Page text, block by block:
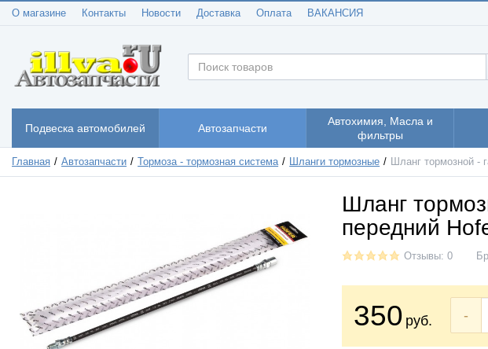
О магазине Контакты Новости Доставка Оплата ВАКАНСИЯ
Подвеска автомобилей Автозапчасти
Автохимия, Масла и
фильтры
Главная Автозапчасти Тормоза - тормозная система Шланги тормозные Шланг тормозной -
Шланг
передний
Отзывы: 0
350 руб. -